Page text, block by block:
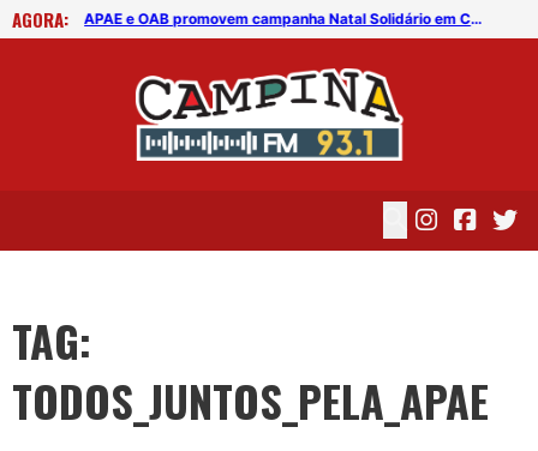
AGORA:
APAE e OAB promovem campanha Natal Solidário em Campina Grande APAE e OAB promovem campanha Natal Solidário em Campina Grande
TAG:
TODOS_JUNTOS_PELA_APAE